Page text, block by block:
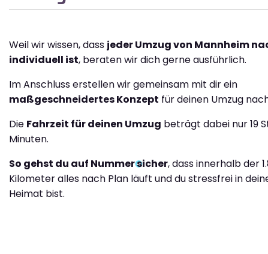
Weil wir wissen, dass jeder Umzug von Mannheim
individuell ist, beraten wir dich gerne ausführlich.
Im Anschluss erstellen wir gemeinsam mit dir ein
maßgeschneidertes Konzept für deinen Umzug
Die Fahrzeit für deinen Umzug beträgt dabei nur 19
Minuten.
So gehst du auf Nummer sicher, dass innerhalb der
Kilometer alles nach Plan läuft und du stressfrei in
Heimat bist.